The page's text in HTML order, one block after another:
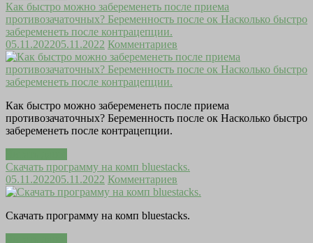
Как быстро можно забеременеть после приема
противозачаточных? Беременность после ок Насколько быстро
забеременеть после контрацепции.
05.11.202205.11.2022 Комментариев
Как быстро можно забеременеть после приема
противозачаточных? Беременность после ок Насколько быстро
забеременеть после контрацепции.
Скачать программу на комп bluestacks.
05.11.202205.11.2022 Комментариев
Скачать программу на комп bluestacks.